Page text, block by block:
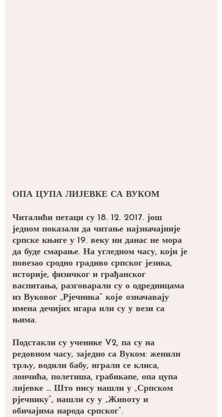
ОПА ЦУПА ЛИЈЕВКЕ СА ВУКОМ
Читалићи петаци су 18. 12. 2017. још
једном показали да читање најзначајније
српске књиге у 19. веку ни данас не мора
да буде смарање. На угледном часу, који је
повезао сродно градиво српског језика,
историје, физичког и грађанског
васпитања, разговарали су о одредницама
из Вуковог „Рјечника“ којe означавају
имена дечијих игара или су у вези са
њима.
Подстакли су ученике V2, па су на
редовном часу, заједно са Вуком: женили
трљу, водили бабу, играли се клиса,
лончића, полетиша, грабикапе, опа цупа
лијевке … Што нису нашли у „Српском
рјечнику“, нашли су у „Животу и
обичајима народа српског“.